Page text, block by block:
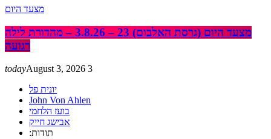
מצעד היום
מצעד היום (גרסת האלבום) 23 – 3.8.26 – מהדורת לילה
רגועה
todayAugust 3, 2026 3
יונית פל
John Von Ahlen
בועז הלחמי
אבישג חייק
:תודות